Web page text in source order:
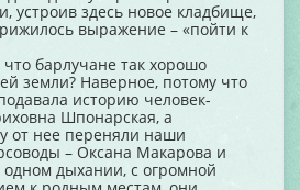
устроив здесь новое кладбище,
выражение – «пойти к
барлучане так хорошо
земли? Наверное, потому что
историю человек-
Шпонарская, а
от нее переняли наши
– Оксана Макарова и
дыхании, с огромной